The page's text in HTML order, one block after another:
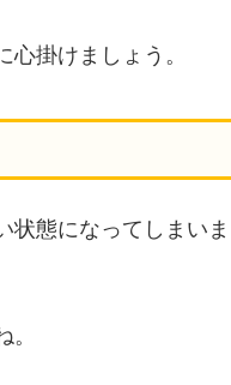
掛けましょう。
状態になってしまいま